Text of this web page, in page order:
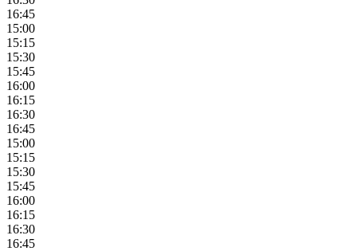
16:45
15:00
15:15
15:30
15:45
16:00
16:15
16:30
16:45
15:00
15:15
15:30
15:45
16:00
16:15
16:30
16:45